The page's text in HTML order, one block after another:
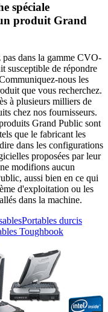
spéciale
produit Grand
pas dans la gamme CVO-
susceptible de répondre
nous les
que vous recherchez.
à plusieurs milliers de
chez nos fournisseurs.
Grand Public sont
que le fabricant les
dans les configurations
proposées par leur
modifions aucun
aussi bien en ce qui
d'exploitation ou les
dans la machine.
Portables durcis
Toughbook